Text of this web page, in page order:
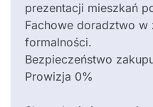
prezentacji mieszkań
Fachowe doradztwo w
formalności.
Bezpieczeństwo
Prowizja 0%